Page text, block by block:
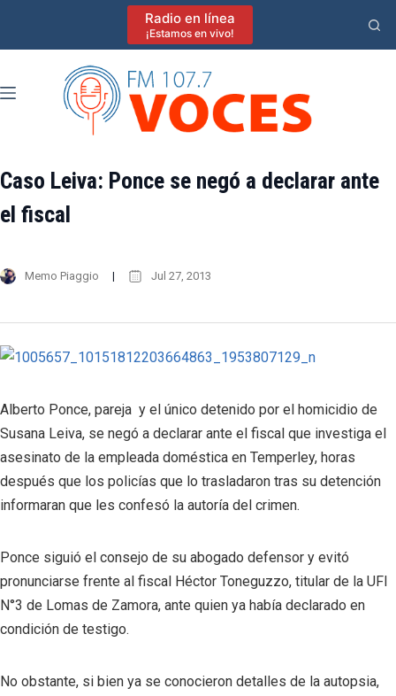
Radio en línea
¡Estamos en vivo!
Caso Leiva: Ponce se negó a declarar ante
el fiscal
Memo Piaggio Jul 27, 2013
Alberto Ponce, pareja y el único detenido por el homicidio de
Susana Leiva, se negó a declarar ante el fiscal que investiga el
asesinato de la empleada doméstica en Temperley, horas
después que los policías que lo trasladaron tras su detención
informaran que les confesó la autoría del crimen.
Ponce siguió el consejo de su abogado defensor y evitó
pronunciarse frente al fiscal Héctor Toneguzzo, titular de la UFI
N°3 de Lomas de Zamora, ante quien ya había declarado en
condición de testigo.
No obstante, si bien ya se conocieron detalles de la autopsia,